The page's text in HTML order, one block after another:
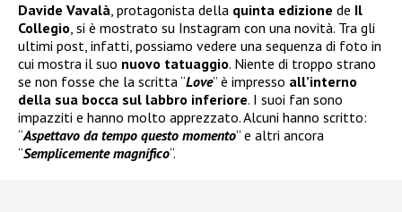
Davide Vavalà, protagonista della quinta edizione de Il
Collegio, si è mostrato su Instagram con una novità. Tra gli
ultimi post, infatti, possiamo vedere una sequenza di foto in
cui mostra il suo nuovo tatuaggio. Niente di troppo strano
se non fosse che la scritta “Love” è impresso all’interno
della sua bocca sul labbro inferiore. I suoi fan sono
impazziti e hanno molto apprezzato. Alcuni hanno scritto:
“Aspettavo da tempo questo momento” e altri ancora
“Semplicemente magnifico“.